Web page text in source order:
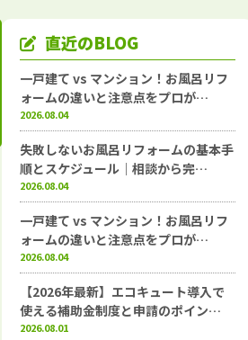
塗装店
塗装店
塗装店
鹿児島県
沖縄県
施工例 塗装店
直近のBLOG
一戸建て vs マンション！お風呂リフ
ォームの違いと注意点をプロが…
2026.08.04
失敗しないお風呂リフォームの基本手
順とスケジュール｜相談から完…
2026.08.04
一戸建て vs マンション！お風呂リフ
ォームの違いと注意点をプロが…
2026.08.04
【2026年最新】エコキュート導入で
使える補助金制度と申請のポイン…
2026.08.01